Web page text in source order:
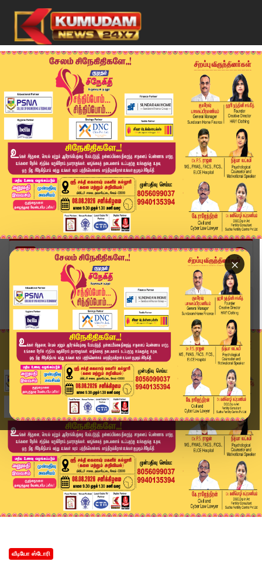
×
Home
வீடியோ ஸ்டோரி
4 மாத குழந்தை ப*லி – மர்மம் என்ன? | Newborn Bab...
வீடியோ ஸ்டோரி